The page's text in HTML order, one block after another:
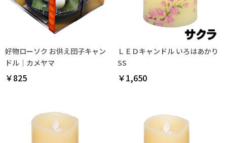
好物ローソク お供え団子キャン
ドル｜カメヤマ
￥825
ＬＥＤキャンドル いろはあかり
SS
￥1,650